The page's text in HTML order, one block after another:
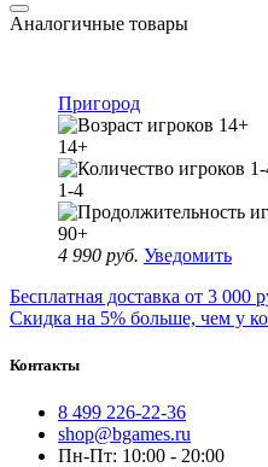
Аналогичные товары
Пригород
14+
1-4
90+
4 990 руб. Уведомить
Бесплатная доставка от 3 000
Скидка на 5% больше, чем у
Контакты
8 499 226-22-36
shop@bgames.ru
Пн-Пт: 10:00 - 20:00